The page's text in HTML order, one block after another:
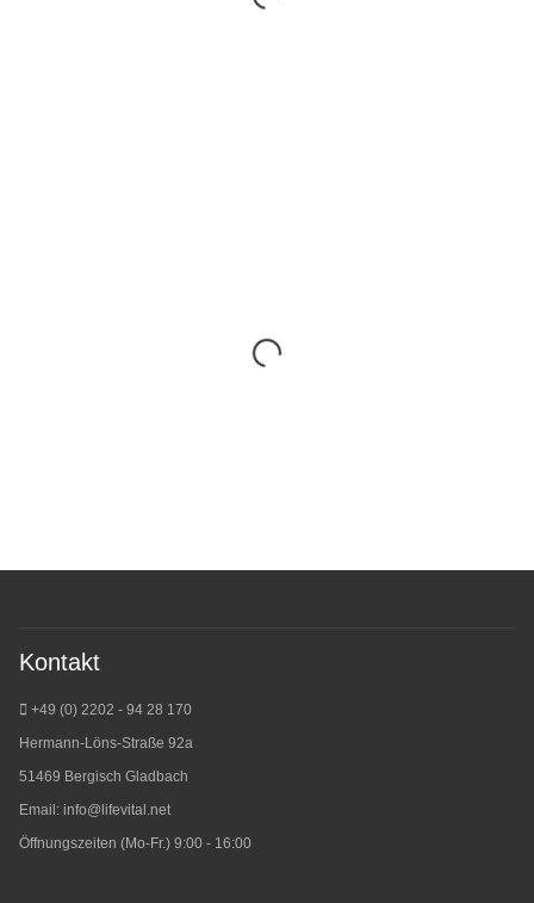
Kontakt
+49 (0) 2202 - 94 28 170
Hermann-Löns-Straße 92a
51469 Bergisch Gladbach
Email: info@lifevital.net
Öffnungszeiten (Mo-Fr.) 9:00 - 16:00